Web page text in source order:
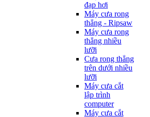
đạp hơi
Máy cưa rong
thẳng - Ripsaw
Máy cưa rong
thẳng nhiều
lưỡi
Cưa rong thẳng
trên dưới nhiều
lưỡi
Máy cưa cắt
lập trình
computer
Máy cưa cắt